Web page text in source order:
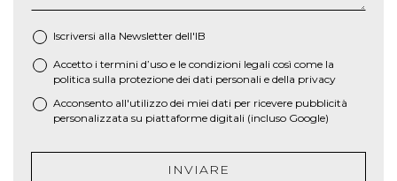
Iscriversi alla Newsletter dell'IB
* Accetto i termini d’uso e le condizioni legali così come la
politica sulla protezione dei dati personali e della privacy
Acconsento all'utilizzo dei miei dati per ricevere pubblicità
personalizzata su piattaforme digitali (incluso Google)
INVIARE